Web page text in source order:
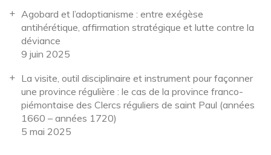
Agobard et l’adoptianisme : entre exégèse
antihérétique, affirmation stratégique et lutte contre la
déviance
9 juin 2025
La visite, outil disciplinaire et instrument pour façonner
une province régulière : le cas de la province franco-
piémontaise des Clercs réguliers de saint Paul (années
1660 – années 1720)
5 mai 2025